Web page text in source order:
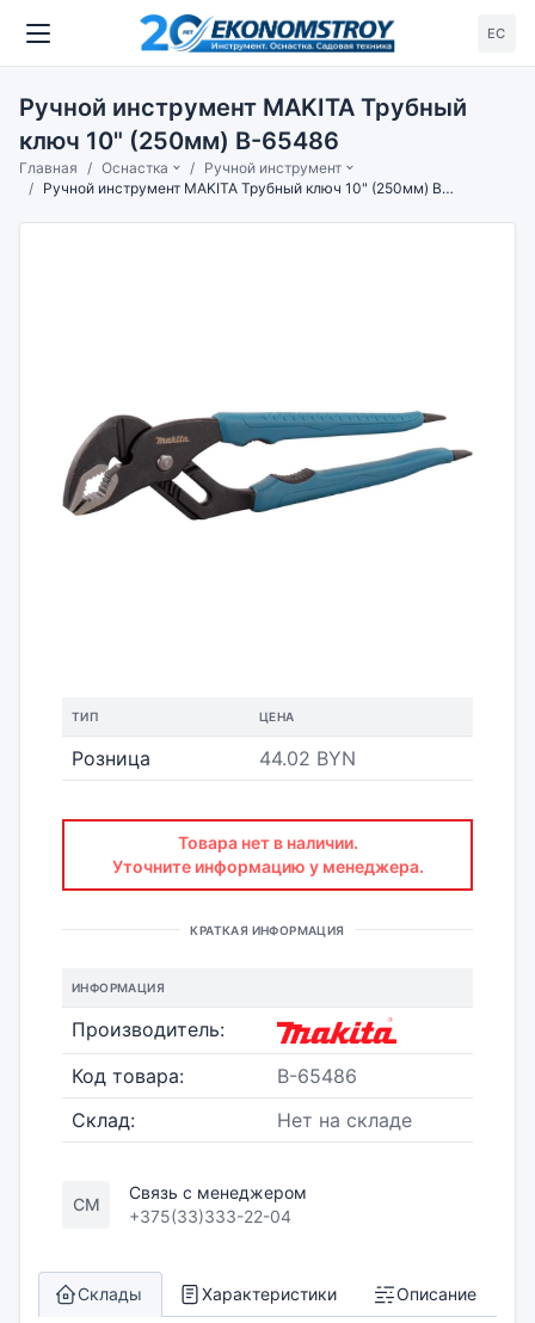
ЕС
Ручной инструмент MAKITA Трубный
ключ 10" (250мм) B-65486
Главная Оснастка
Ручной инструмент
Ручной инструмент MAKITA Трубный ключ 10" (250мм) B-65486
ТИП ЦЕНА
Розница 44.02 BYN
Товара нет в наличии.
Уточните информацию у менеджера.
КРАТКАЯ ИНФОРМАЦИЯ
ИНФОРМАЦИЯ
Производитель:
Код товара:
B-65486
Склад:
Нет на складе
СМ
Связь с менеджером
+375(33)333-22-04
Склады Характеристики Описание